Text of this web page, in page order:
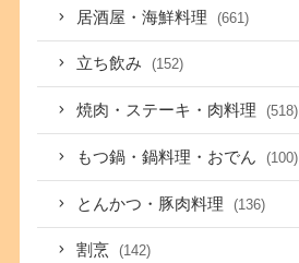
居酒屋・海鮮料理 (661)
立ち飲み (152)
焼肉・ステーキ・肉料理 (518)
もつ鍋・鍋料理・おでん (100)
とんかつ・豚肉料理 (136)
割烹 (142)